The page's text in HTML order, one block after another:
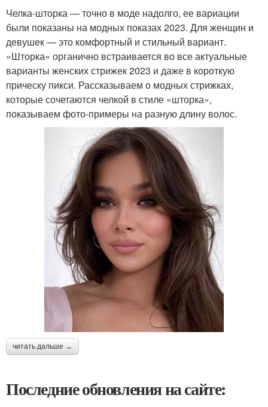
Челка-шторка — точно в моде надолго, ее вариации
были показаны на модных показах 2023. Для женщин и
девушек — это комфортный и стильный вариант.
«Шторка» органично встраивается во все актуальные
варианты женских стрижек 2023 и даже в короткую
прическу пикси. Рассказываем о модных стрижках,
которые сочетаются челкой в стиле «шторка»,
показываем фото-примеры на разную длину волос.
читать дальше →
Последние обновления на сайте: